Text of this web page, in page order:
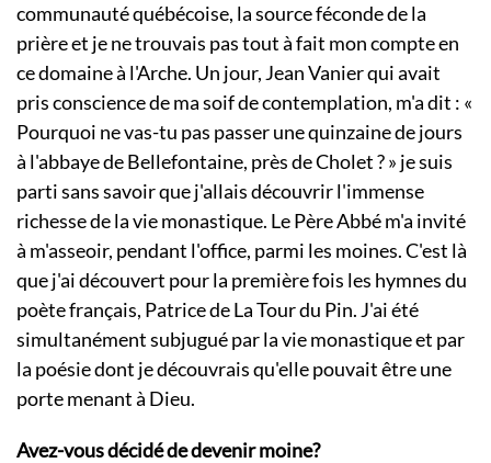
communauté québécoise, la source féconde de la
prière et je ne trouvais pas tout à fait mon compte en
ce domaine à l'Arche. Un jour, Jean Vanier qui avait
pris conscience de ma soif de contemplation, m'a dit : «
Pourquoi ne vas-tu pas passer une quinzaine de jours
à l'abbaye de Bellefontaine, près de Cholet ? » je suis
parti sans savoir que j'allais découvrir l'immense
richesse de la vie monastique. Le Père Abbé m'a invité
à m'asseoir, pendant l'office, parmi les moines. C'est là
que j'ai découvert pour la première fois les hymnes du
poète français, Patrice de La Tour du Pin. J'ai été
simultanément subjugué par la vie monastique et par
la poésie dont je découvrais qu'elle pouvait être une
porte menant à Dieu.
Avez-vous décidé de devenir moine?